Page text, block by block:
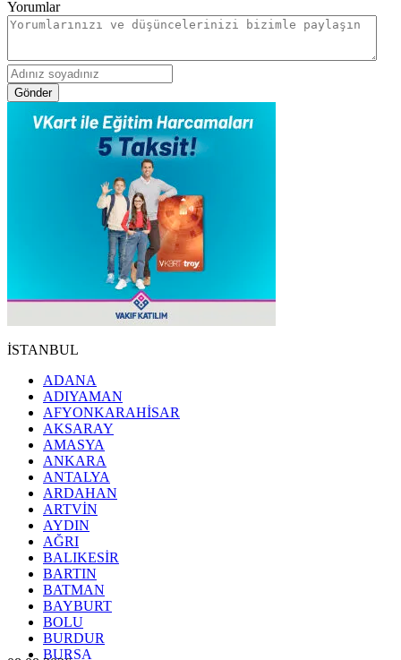
Yorumlar
Gönder
İSTANBUL
ADANA
ADIYAMAN
AFYONKARAHİSAR
AKSARAY
AMASYA
ANKARA
ANTALYA
ARDAHAN
ARTVİN
AYDIN
AĞRI
BALIKESİR
BARTIN
BATMAN
BAYBURT
BOLU
BURDUR
BURSA